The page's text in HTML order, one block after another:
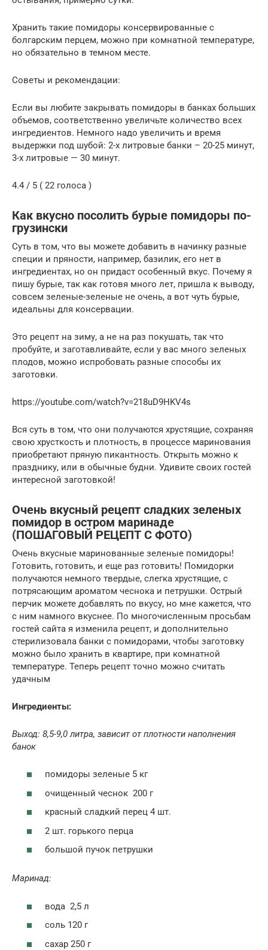
Хранить такие помидоры консервированные с
болгарским перцем, можно при комнатной температуре,
но обязательно в темном месте.
Советы и рекомендации:
Если вы любите закрывать помидоры в банках больших
объемов, соответственно увеличьте количество всех
ингредиентов. Немного надо увеличить и время
выдержки под шубой: 2-х литровые банки – 20-25 минут,
3-х литровые — 30 минут.
4.4 / 5 ( 22 голоса )
Как вкусно посолить бурые помидоры по-
грузински
Суть в том, что вы можете добавить в начинку разные
специи и пряности, например, базилик, его нет в
ингредиентах, но он придаст особенный вкус. Почему я
пишу бурые, так как готовя много лет, пришла к выводу,
совсем зеленые-зеленые не очень, а вот чуть бурые,
идеальны для консервации.
Это рецепт на зиму, а не на раз покушать, так что
пробуйте, и заготавливайте, если у вас много зеленых
плодов, можно испробовать разные способы их
заготовки.
https://youtube.com/watch?v=218uD9HKV4s
Вся суть в том, что они получаются хрустящие, сохраняя
свою хрусткость и плотность, в процессе маринования
приобретают пряную пикантность. Открыть можно к
празднику, или в обычные будни. Удивите своих гостей
интересной заготовкой!
Очень вкусный рецепт сладких зеленых
помидор в остром маринаде
(ПОШАГОВЫЙ РЕЦЕПТ С ФОТО)
Очень вкусные маринованные зеленые помидоры!
Готовить, готовить, и еще раз готовить! Помидорки
получаются немного твердые, слегка хрустящие, с
потрясающим ароматом чеснока и петрушки. Острый
перчик можете добавлять по вкусу, но мне кажется, что
с ним намного вкуснее. По многочисленным просьбам
гостей сайта я изменила рецепт, и дополнительно
стерилизовала банки с помидорами, чтобы заготовку
можно было хранить в квартире, при комнатной
температуре. Теперь рецепт точно можно считать
удачным
Ингредиенты:
Выход: 8,5-9,0 литра, зависит от плотности наполнения
банок
помидоры зеленые 5 кг
очищенный чеснок 200 г
красный сладкий перец 4 шт.
2 шт. горького перца
большой пучок петрушки
Маринад:
вода 2,5 л
соль 120 г
сахар 250 г